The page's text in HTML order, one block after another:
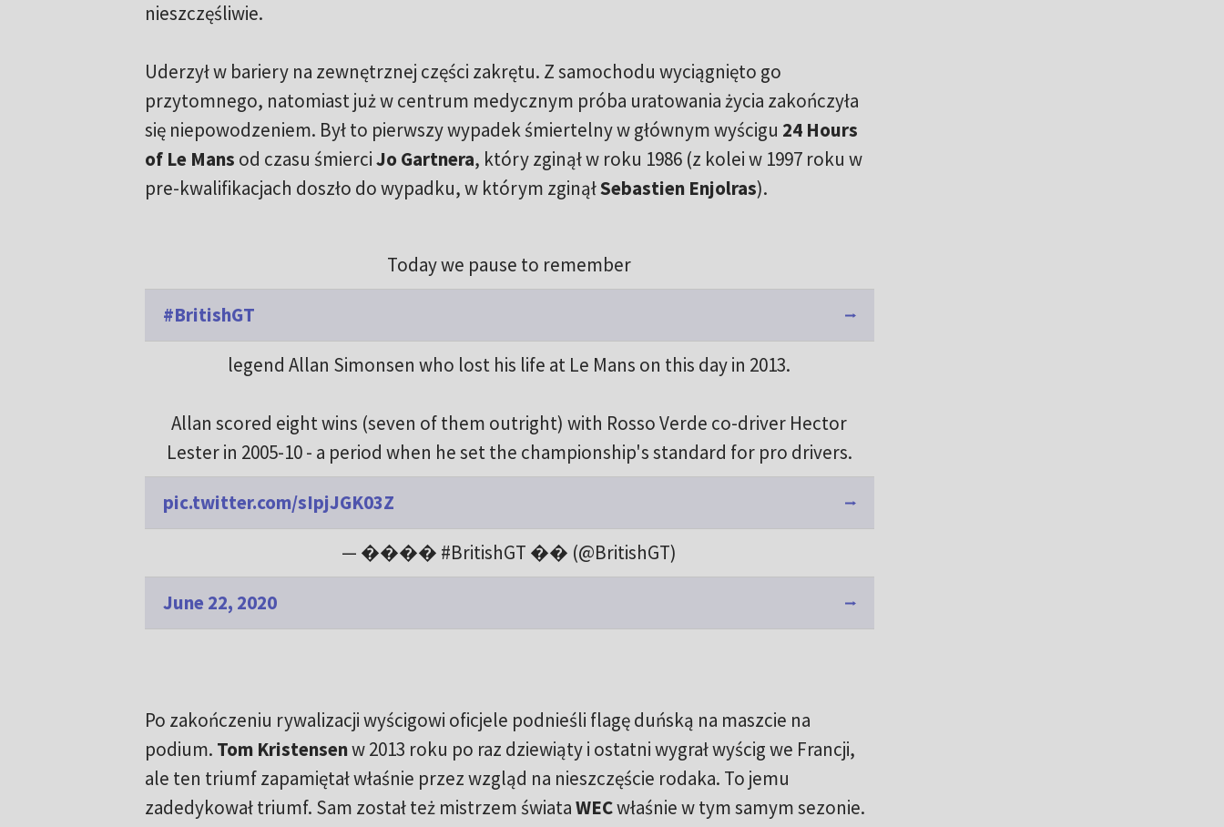
nieszczęśliwie.
Uderzył w bariery na zewnętrznej części zakrętu. Z samochodu wyciągnięto go
przytomnego, natomiast już w centrum medycznym próba uratowania życia zakończyła
się niepowodzeniem. Był to pierwszy wypadek śmiertelny w głównym wyścigu 24 Hours
of Le Mans od czasu śmierciJo Gartnera, który zginął w roku 1986 (z kolei w 1997 roku w
pre-kwalifikacjach doszło do wypadku, w którym zginąłSebastien Enjolras).
Today we pause to remember
#BritishGT
legend Allan Simonsen who lost his life at Le Mans on this day in 2013.
Allan scored eight wins (seven of them outright) with Rosso Verde co-driver Hector
Lester in 2005-10 - a period when he set the championship's standard for pro drivers.
pic.twitter.com/sIpjJGK03Z
— ���� #BritishGT �� (@BritishGT)
June 22, 2020
Po zakończeniu rywalizacji wyścigowi oficjele podnieśli flagę duńską na maszcie na
podium. Tom Kristensenw 2013 roku po raz dziewiąty i ostatni wygrał wyścig we Francji,
ale ten triumf zapamiętał właśnie przez wzgląd na nieszczęście rodaka. To jemu
zadedykował triumf. Sam został też mistrzem świataWECwłaśnie w tym samym sezonie.